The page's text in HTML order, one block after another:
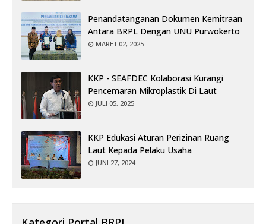
Penandatanganan Dokumen Kemitraan
Antara BRPL Dengan UNU Purwokerto
MARET 02, 2025
KKP - SEAFDEC Kolaborasi Kurangi
Pencemaran Mikroplastik Di Laut
JULI 05, 2025
KKP Edukasi Aturan Perizinan Ruang
Laut Kepada Pelaku Usaha
JUNI 27, 2024